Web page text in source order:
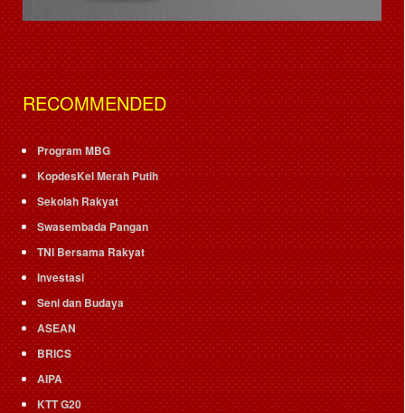
RECOMMENDED
Program MBG
KopdesKel Merah Putih
Sekolah Rakyat
Swasembada Pangan
TNI Bersama Rakyat
Investasi
Seni dan Budaya
ASEAN
BRICS
AIPA
KTT G20